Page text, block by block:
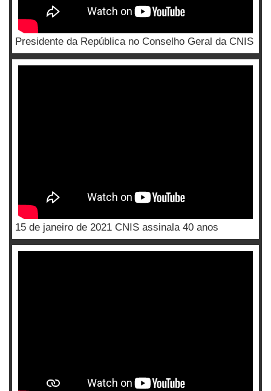
Presidente da República no Conselho Geral da CNIS
15 de janeiro de 2021 CNIS assinala 40 anos